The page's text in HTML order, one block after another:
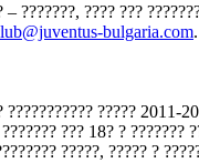
???????, ???? ???
bulgaria.com
??????????? ????? 2011-
??? 18? ? ???????
?????, ????? ?